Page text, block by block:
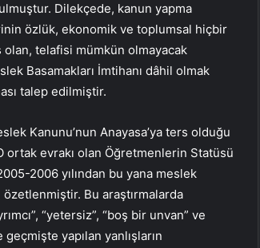
Dilekçede, kanun yapma
özlük, ekonomik ve toplumsal hiçbir
olan, telafisi mümkün olmayacak
Basamakları İmtihanı dâhil olmak
talep edilmiştir.
Kanunu’nun Anayasa’ya ters olduğu
ortak evrakı olan Öğretmenlerin Statüsü
2006 yılından bu yana meslek
özetlenmiştir. Bu araştırmalarda
“yetersiz”, “boş bir unvan” ve
yapılan yanlışların